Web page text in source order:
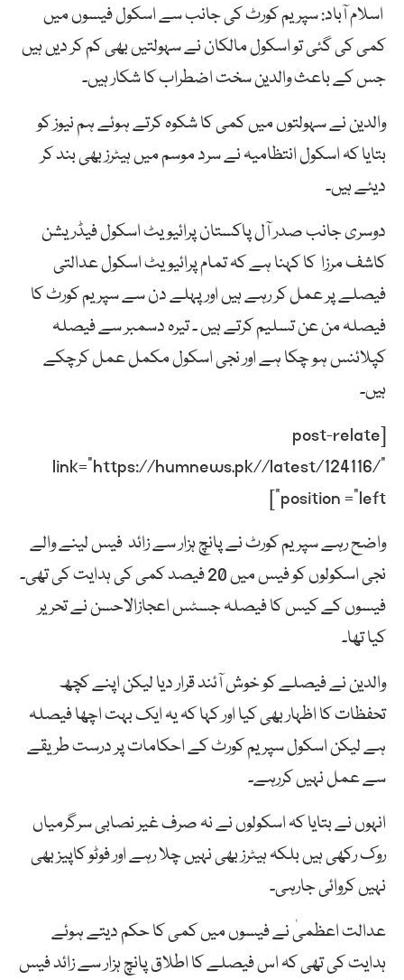
اسلام آباد: سپریمکورٹکی جانب سےاسکولفیسوںمیں
کمیکیگئیتواسکولمالکاننےسہولتیںبھیکمکردیں ہیں
جس کے باعثوالدینسخت اضطراب کا شکار ہیں۔
والدین نے سہولتوں میں کمی کا شکوہ کرتے ہوئے ہم نیوز کو
بتایا کہ اسکول انتظامیہ نے سرد موسم میں ہیٹرز بھی بند کر
دیئے ہیں۔
دوسری جانب صدر آل پاکستان پرائیویٹ اسکول فیڈریشن
کاشف مرزا کا کہنا ہے کہ تمام پرائیویٹ اسکول عدالتی
فیصلے پر عمل کر رہے ہیں اورپہلے دن سے سپریم کورٹ کا
فیصلہ من عن تسلیم کرتے ہیں ۔ تیرہ دسمبر سے فیصلہ
کپلائنس ہو چکا ہے اور نجی اسکول مکمل عمل کرچکے
ہیں۔
[post-relate
link=”https://humnews.pk//latest/124116/”
position =”left”]
واضح رہے سپریم کورٹ نے پانچ ہزار سے زائد فیس لینے والے
نجی اسکولوں کو فیس میں 20 فیصد کمی کی ہدایت کی تھی۔
فیسوں کے کیس کا فیصلہ جسٹس اعجازالاحسن نے تحریر
کیا تھا۔
والدین نے فیصلے کو خوش آئند قرار دیا لیکن اپنے کچھ
تحفظات کا اظہار بھی کیا اور کہا کہ یہ ایک بہت اچھا فیصلہ
ہے لیکن اسکول سپریم کورٹ کے احکامات پر درست طریقے
سے عمل نہیں کررہے۔
انہوں نے بتایا کہ اسکولوں نے نہ صرف غیر نصابی سرگرمیاں
روک رکھی ہیں بلکہ ہیٹرز بھی نہیں چلا رہے اور فوٹو کاپیز بھی
نہیں کروائی جارہی۔
عدالت اعظمیٰ نے فیسوں میں کمی کا حکم دیتے ہوئے
ہدایت کی تھی کہ اس فیصلے کا اطلاق پانچ ہزار سے زائد فیس